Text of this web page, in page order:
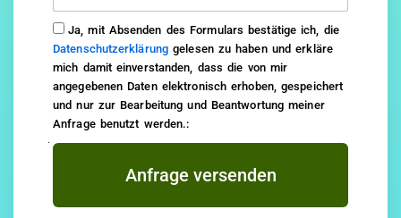
Ja, mit Absenden des Formulars bestätige ich, die
Datenschutzerklärung gelesen zu haben und erkläre
mich damit einverstanden, dass die von mir
angegebenen Daten elektronisch erhoben, gespeichert
und nur zur Bearbeitung und Beantwortung meiner
Anfrage benutzt werden.:
Anfrage versenden